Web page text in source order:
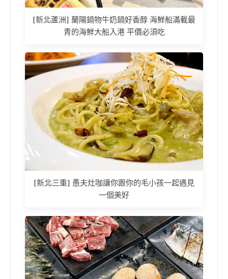
[新北蘆洲] 蘭陽鍋物牛奶鍋好香醇 海鮮船滿載最
青的海鮮大船入港 平價必須吃
[新北三重] 愚夫灶咖讓你跟你的毛小孩一起遇見
一個美好